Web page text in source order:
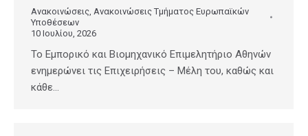
Ανακοινώσεις, Ανακοινώσεις Τμήματος Ευρωπαϊκών
Υποθέσεων
10 Ιουλίου, 2026
Το Εμπορικό και Βιομηχανικό Επιμελητήριο Αθηνών
ενημερώνει τις Επιχειρήσεις – Μέλη του, καθώς και
κάθε…